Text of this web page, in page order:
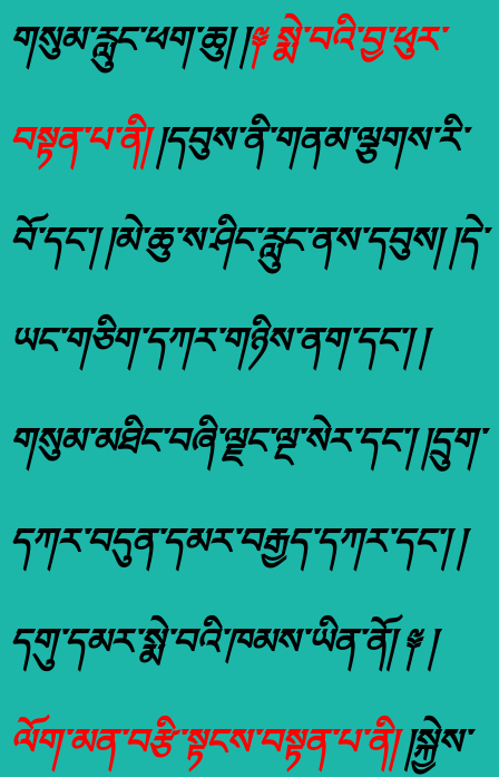
གསུམ་རླུང་ཕག་ཆུ། །༈ སྨེ་བའི་བྱ་ཕུར་
བསྟན་པ་ནི།།དབུས་ནི་གནམ་ལྕགས་རི་
བོ་དང་། །མེ་ཆུ་ས་ཤིང་རླུང་ནས་དབུས། །དེ་
ཡང་གཅིག་དཀར་གཉིས་ནག་དང་། །
གསུམ་མཐིང་བཞི་ལྗང་ལྔ་སེར་དང་། །དྲུག་
དཀར་བདུན་དམར་བརྒྱད་དཀར་དང་། །
དགུ་དམར་སྨེ་བའི་ཁམས་ཡིན་ནོ། ༈ །
ལོག་མན་བརྩི་སྟངས་བསྟན་པ་ནི།།སྐྱེས་